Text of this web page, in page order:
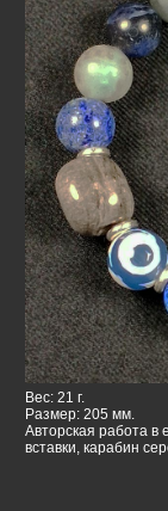
Вес: 21 г.
Размер: 205 мм.
Авторская работа в
вставки, карабин